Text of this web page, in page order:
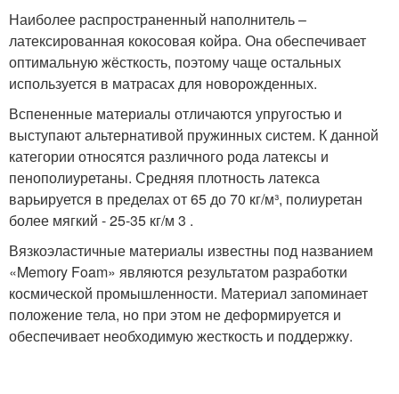
Наиболее распространенный наполнитель –
латексированная кокосовая койра. Она обеспечивает
оптимальную жёсткость, поэтому чаще остальных
используется в матрасах для новорожденных.
Вспененные материалы отличаются упругостью и
выступают альтернативой пружинных систем. К данной
категории относятся различного рода латексы и
пенополиуретаны. Средняя плотность латекса
варьируется в пределах от 65 до 70 кг/м³, полиуретан
более мягкий - 25-35 кг/м 3 .
Вязкоэластичные материалы известны под названием
«Memory Foam» являются результатом разработки
космической промышленности. Материал запоминает
положение тела, но при этом не деформируется и
обеспечивает необходимую жесткость и поддержку.